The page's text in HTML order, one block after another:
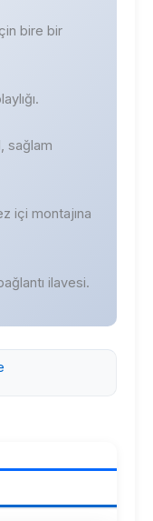
bire bir
sağlam
içi montajına
ilavesi.